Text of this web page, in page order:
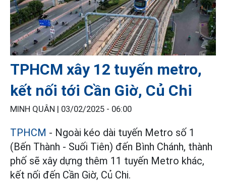
TPHCM xây 12 tuyến metro,
kết nối tới Cần Giờ, Củ Chi
MINH QUÂN | 03/02/2025 - 06:00
TPHCM - Ngoài kéo dài tuyến Metro số 1
(Bến Thành - Suối Tiên) đến Bình Chánh, thành
phố sẽ xây dựng thêm 11 tuyến Metro khác,
kết nối đến Cần Giờ, Củ Chi.